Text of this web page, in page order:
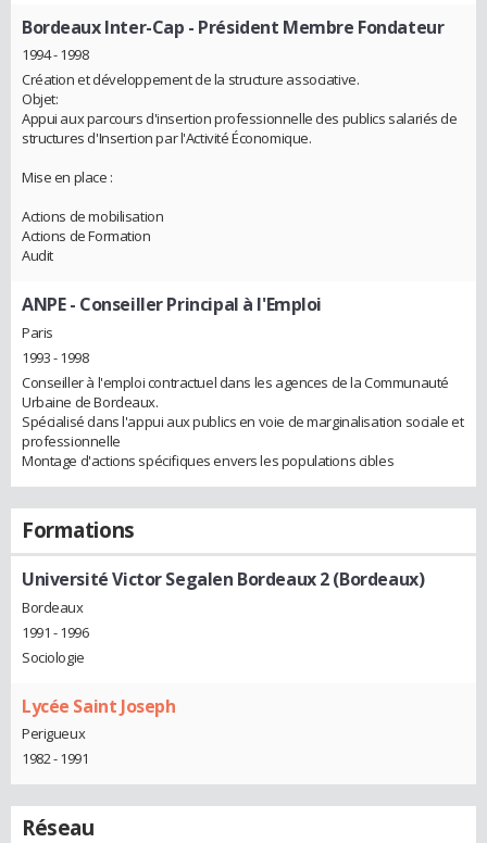
Bordeaux Inter-Cap - Président Membre Fondateur
1994 - 1998
Création et développement de la structure associative.
Objet:
Appui aux parcours d'insertion professionnelle des publics salariés de
structures d'Insertion par l'Activité Économique.
Mise en place :
Actions de mobilisation
Actions de Formation
Audit
ANPE- Conseiller Principal à l'Emploi
Paris
1993 - 1998
Conseiller à l'emploi contractuel dans les agences de la Communauté
Urbaine de Bordeaux.
Spécialisé dans l'appui aux publics en voie de marginalisation sociale et
professionnelle
Montage d'actions spécifiques envers les populations cibles
Formations
Université Victor Segalen Bordeaux 2 (Bordeaux)
Bordeaux
1991 - 1996
Sociologie
Lycée Saint Joseph
Perigueux
1982 - 1991
Réseau